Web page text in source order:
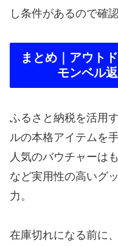
し条件があるので確
まとめ｜アウト
モンベル
ふるさと納税を活用
ルの本格アイテムを
人気のバウチャーは
など実用性の高いグ
力。
在庫切れになる前に